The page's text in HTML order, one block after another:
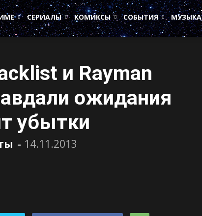
СЕРИАЛЫ КОМИКСЫ СОБЫТИЯ МУЗЫКА
и Rayman
ожидания
убытки
- 14.11.2013